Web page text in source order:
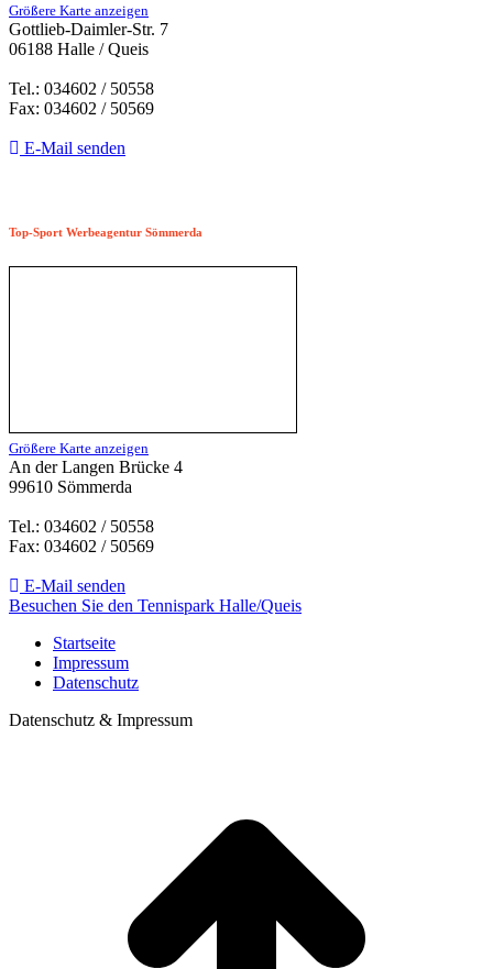
Größere Karte anzeigen
Gottlieb-Daimler-Str. 7
06188 Halle / Queis
Tel.: 034602 / 50558
Fax: 034602 / 50569
E-Mail senden
Top-Sport Werbeagentur Sömmerda
Größere Karte anzeigen
An der Langen Brücke 4
99610 Sömmerda
Tel.: 034602 / 50558
Fax: 034602 / 50569
E-Mail senden
Besuchen Sie den Tennispark Halle/Queis
Startseite
Impressum
Datenschutz
Datenschutz & Impressum